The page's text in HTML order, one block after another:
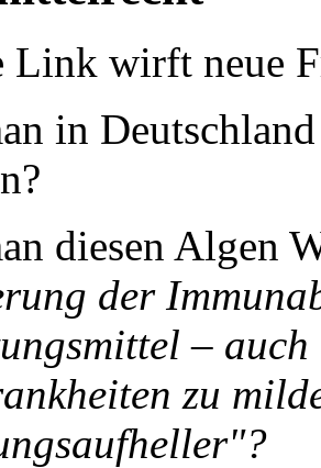
Link wirft neue
in
diesen Algen
der
–
zu